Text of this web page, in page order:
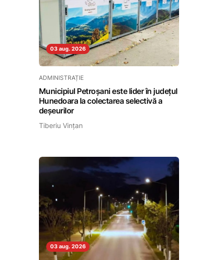
03 aug. 2026
ADMINISTRAȚIE
Municipiul Petroșani este lider în județul
Hunedoara la colectarea selectivă a
deșeurilor
Tiberiu Vințan
03 aug. 2026